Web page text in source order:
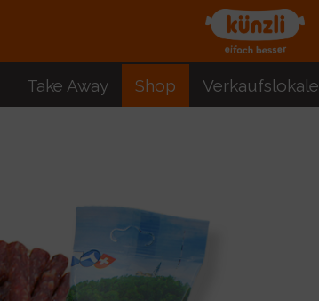
Take Away Shop Verkaufslokale